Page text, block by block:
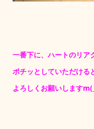
一番下に、ハートのリア
ポチッとしていただける
よろしくお願いします